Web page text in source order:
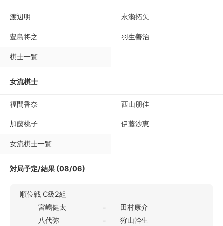
渡辺明 永瀬拓矢
豊島将之 羽生善治
棋士一覧
女流棋士
福間香奈 西山朋佳
加藤桃子 伊藤沙恵
女流棋士一覧
対局予定/結果 (08/06)
順位戦 C級2組
宮嶋健太
-
田村康介
八代弥
-
狩山幹生